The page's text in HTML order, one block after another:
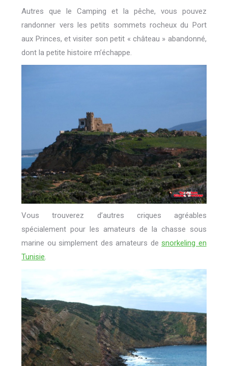
Autres que le Camping et la pêche, vous pouvez
randonner vers les petits sommets rocheux du Port
aux Princes, et visiter son petit « château » abandonné,
dont la petite histoire m’échappe.
Vous trouverez d’autres criques agréables
spécialement pour les amateurs de la chasse sous
marine ou simplement des amateurs de snorkeling en
Tunisie.